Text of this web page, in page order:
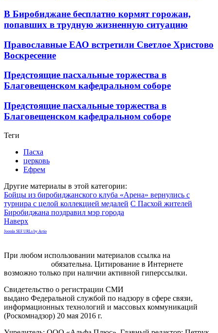
В Биробиджане бесплатно кормят горожан,
попавших в трудную жизненную ситуацию
Православные ЕАО встретили Светлое Христово
Воскресение
Предстоящие пасхальные торжества в
Благовещенском кафедральном соборе
Предстоящие пасхальные торжества в
Благовещенском кафедральном соборе
Теги
Пасха
церковь
Ефрем
Другие материалы в этой категории:
Бойцы из биробиджанского клуба «Арена» вернулись с
турнира с целой коллекцией медалей С Пасхой жителей
Биробиджана поздравил мэр города
Наверх
Joomla SEF URLs by Artio
При любом использовании материалов ссылка на
обязательна. Цитирование в Интернете
возможно только при наличии активной гиперссылки.
Свидетельство о регистрации СМИ
выдано Федеральной службой по надзору в сфере связи,
информационных технологий и массовых коммуникаций
(Роскомнадзор) 20 мая 2016 г.